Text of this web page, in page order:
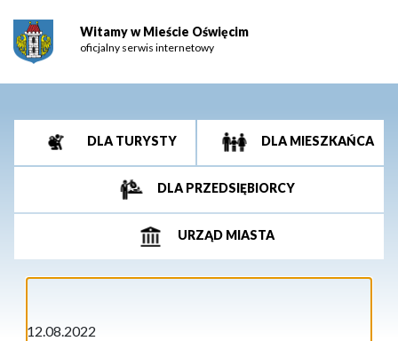
Witamy w Mieście Oświęcim
oficjalny serwis internetowy
DLA TURYSTY DLA MIESZKAŃCA
DLA PRZEDSIĘBIORCY
URZĄD MIASTA
12.08.2022